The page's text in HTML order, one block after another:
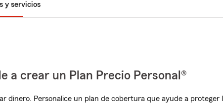
y servicios
a crear un Plan Precio Personal®
dinero. Personalice un plan de cobertura que ayude a